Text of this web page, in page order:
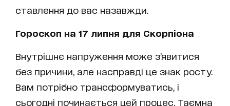
ставлення до вас назавжди.
Гороскоп на 17 липня для Скорпіона
Внутрішнє напруження може з’явитися
без причини, але насправді це знак росту.
Вам потрібно трансформуватись, і
сьогодні починається цей процес. Таємна